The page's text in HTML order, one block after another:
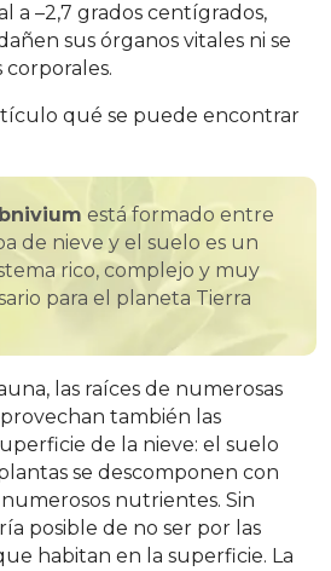
a –2,7 grados centígrados,
sus órganos vitales ni se
qué se puede encontrar
está formado entre
de nieve y el suelo es un
rico, complejo y muy
para el planeta Tierra
las raíces de numerosas
también las
de la nieve: el suelo
se descomponen con
nutrientes. Sin
posible de no ser por las
habitan en la superficie. La